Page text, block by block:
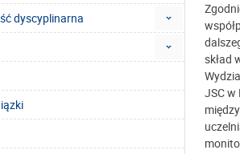
skład
JSC w
dyscyplinarna